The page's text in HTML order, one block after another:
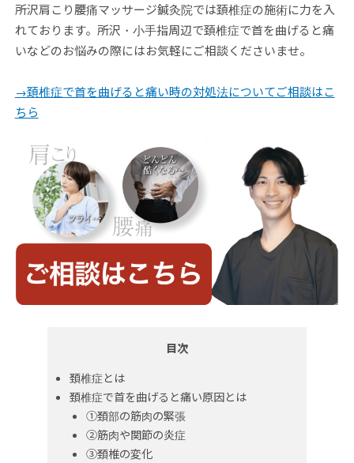
所沢肩こり腰痛マッサージ鍼灸院では頚椎症の施術に力を入
れております。所沢・小手指周辺で頚椎症で首を曲げると痛
いなどのお悩みの際にはお気軽にご相談くださいませ。
→頚椎症で首を曲げると痛い時の対処法についてご相談はこ
ちら
目次
頚椎症とは
頚椎症で首を曲げると痛い原因とは
①頚部の筋肉の緊張
②筋肉や関節の炎症
③頚椎の変化